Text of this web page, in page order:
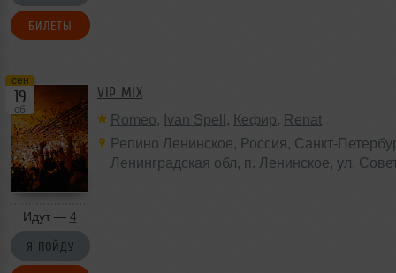
БИЛЕТЫ
сен
19
сб
Идут — 4
Я ПОЙДУ
VIP MIX
Romeo, Ivan Spell , Кефир, Renat
Репино Ленинское, Россия , Санкт-
Ленинградская обл, п. Ленинское, ул.